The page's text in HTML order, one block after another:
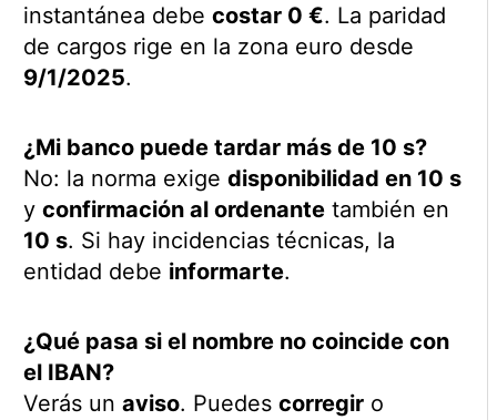
instantánea debe costar 0 €. La paridad
de cargos rige en la zona euro desde
9/1/2025.
¿Mi banco puede tardar más de 10 s?
No: la norma exige disponibilidad en 10 s
y confirmación al ordenantetambién en
10 s. Si hay incidencias técnicas, la
entidad debe informarte.
¿Qué pasa si el nombre no coincide con
el IBAN?
Verás un aviso. Puedes corregiro